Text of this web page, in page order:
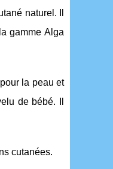
naturel. Il
gamme Alga
la peau et
de bébé. Il
cutanées.